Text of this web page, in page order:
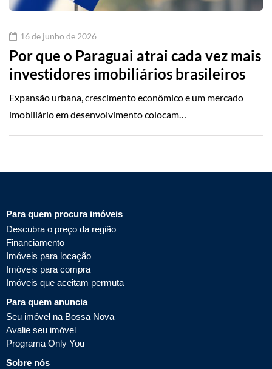
16 de junho de 2026
Por que o Paraguai atrai cada vez mais
investidores imobiliários brasileiros
Expansão urbana, crescimento econômico e um mercado
imobiliário em desenvolvimento colocam…
Para quem procura imóveis
Descubra o preço da região
Financiamento
Imóveis para locação
Imóveis para compra
Imóveis que aceitam permuta
Para quem anuncia
Seu imóvel na Bossa Nova
Avalie seu imóvel
Programa Only You
Sobre nós